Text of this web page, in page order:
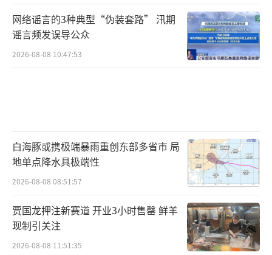
网络谣言的3种典型“伪装套路” 汛期
谣言频发误导公众
2026-08-08 10:47:53
白海豚或携极端暴雨重创东部多省市 局
地单点降水具极端性
2026-08-08 08:51:57
贾国龙押注新赛道 开业3小时售罄 鲜羊
现制引关注
2026-08-08 11:51:35